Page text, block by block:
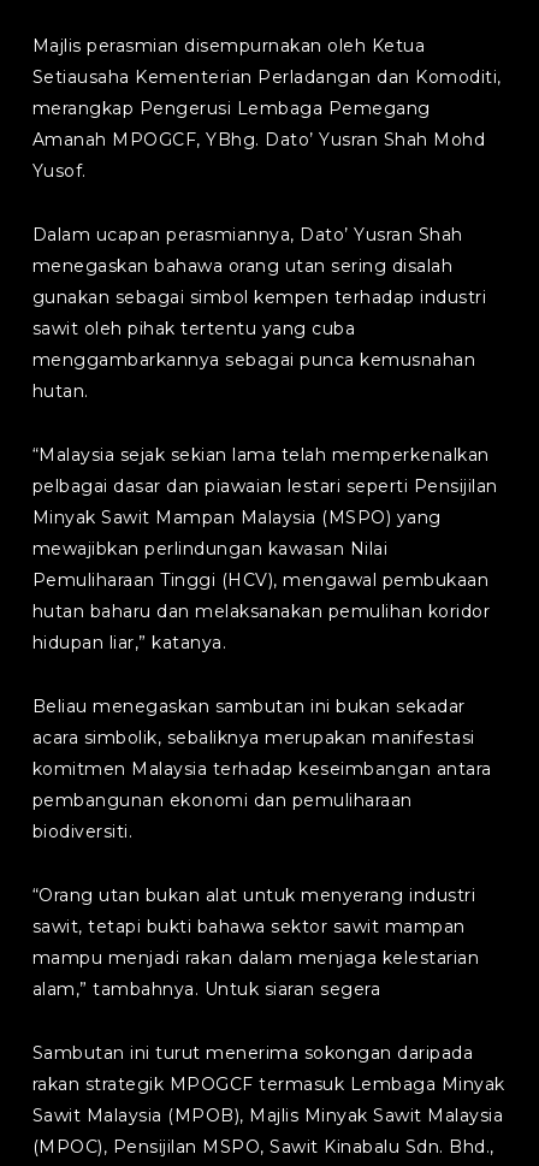
Majlis perasmian disempurnakan oleh Ketua
Setiausaha Kementerian Perladangan dan Komoditi,
merangkap Pengerusi Lembaga Pemegang
Amanah MPOGCF, YBhg. Dato’ Yusran Shah Mohd
Yusof.
Dalam ucapan perasmiannya, Dato’ Yusran Shah
menegaskan bahawa orang utan sering disalah
gunakan sebagai simbol kempen terhadap industri
sawit oleh pihak tertentu yang cuba
menggambarkannya sebagai punca kemusnahan
hutan.
“Malaysia sejak sekian lama telah memperkenalkan
pelbagai dasar dan piawaian lestari seperti Pensijilan
Minyak Sawit Mampan Malaysia (MSPO) yang
mewajibkan perlindungan kawasan Nilai
Pemuliharaan Tinggi (HCV), mengawal pembukaan
hutan baharu dan melaksanakan pemulihan koridor
hidupan liar,” katanya.
Beliau menegaskan sambutan ini bukan sekadar
acara simbolik, sebaliknya merupakan manifestasi
komitmen Malaysia terhadap keseimbangan antara
pembangunan ekonomi dan pemuliharaan
biodiversiti.
“Orang utan bukan alat untuk menyerang industri
sawit, tetapi bukti bahawa sektor sawit mampan
mampu menjadi rakan dalam menjaga kelestarian
alam,” tambahnya. Untuk siaran segera
Sambutan ini turut menerima sokongan daripada
rakan strategik MPOGCF termasuk Lembaga Minyak
Sawit Malaysia (MPOB), Majlis Minyak Sawit Malaysia
(MPOC), Pensijilan MSPO, Sawit Kinabalu Sdn. Bhd.,